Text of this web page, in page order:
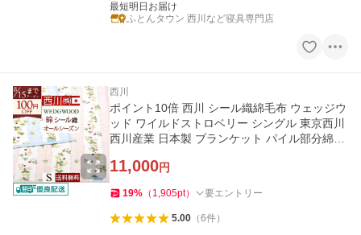
最短明日お届け
ふとんタウン 西川など寝具専門店
西川
ポイント10倍 西川 シール織綿毛布 ウェッジウ
ッド ワイルドストロベリー シングル 東京西川
西川産業 日本製 ブランケット パイル部分綿10
11,000円
19% （ 1,905pt） 要エントリー
5.00（6件）